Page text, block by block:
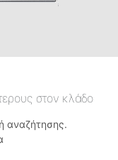
στον κλάδο
αναζήτησης.